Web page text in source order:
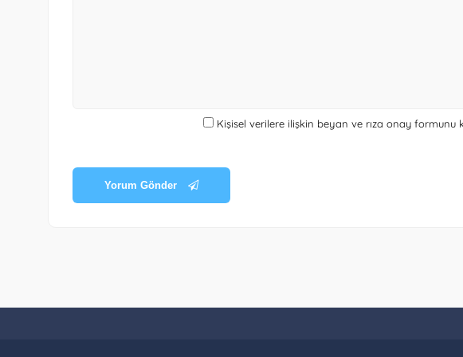
Kişisel verilere ilişkin beyan ve rıza onay formunu
Yorum Gönder